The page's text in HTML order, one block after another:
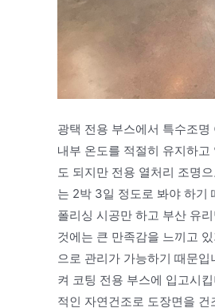
광택 전용 부스에서 특수조
내부 온도를 적절히 유지하
도 되지만 전용 열처리 조명
는 2박 3일 정도로 봐야 하기
폴리싱 시공만 하고 부산 유
것에는 큰 만족감을 느끼고
으로 관리가 가능하기 때문
켜 코팅 전용 부스에 입고시
적인 자연건조로 도장면을